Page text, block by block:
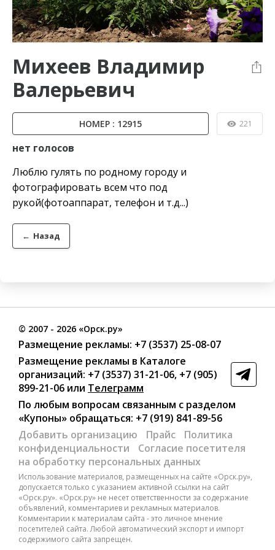
Михеев Владимир
Валерьевич
НОМЕР : 12915 221
нет голосов
Люблю гулять по родному городу и
фотографировать всем что под
рукой(фотоаппарат, телефон и т.д...)
← Назад
© 2007 - 2026 «Орск.ру»
Размещение рекламы: +7 (3537) 25-08-07
Размещение рекламы в Каталоге
организаций: +7 (3537) 31-21-06, +7 (905)
899-21-06 или Телеграмм
По любым вопросам связанным с разделом
«Купоны» обращаться: +7 (919) 841-89-56
Добавить организацию
Прайс
Политика
конфиденциальности
Согласие посетителя
на обработку персональных данных
Использование материалов, размещенных на сайте «Орск.ру»,
допускается только с указанием активной ссылки на сайт
«Орск.ру». «Орск.ру» не несет ответственности за содержание
объявлений, комментариев и рекламных материалов.
Комментарии к материалам сайта - это личное мнение
посетителей сайта. Любой автоматический экспорт и импорт
содержимого сайта запрещен.